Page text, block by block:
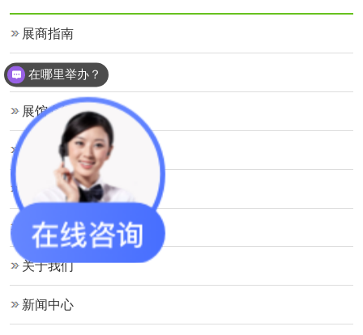
展商指南
观众指南
展馆介绍
日程安排
展商服务
资料下载
关于我们
新闻中心
在哪里举办？